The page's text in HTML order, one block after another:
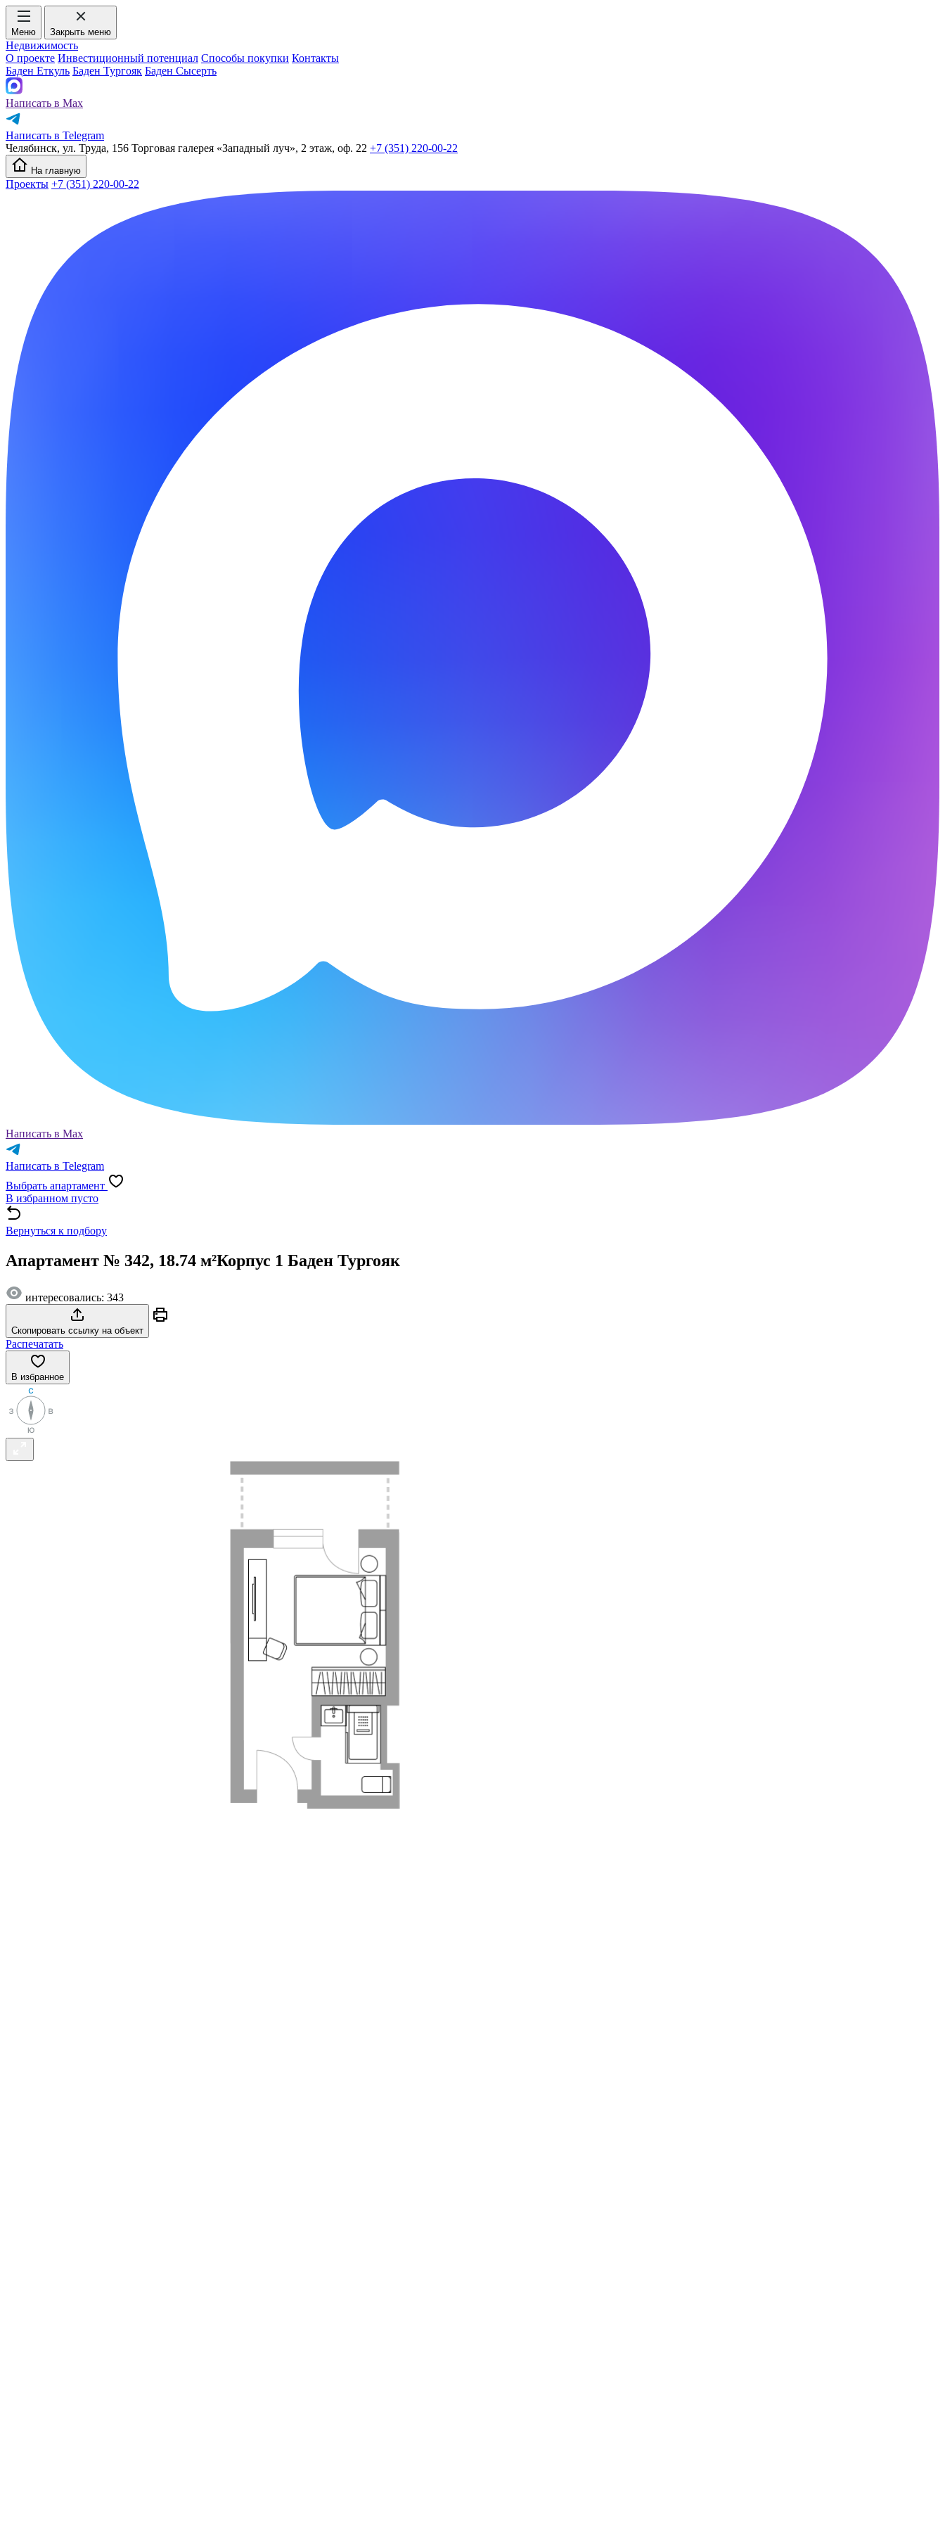
Меню Закрыть меню
Недвижимость
О проекте Инвестиционный потенциал Способы покупки Контакты
Баден Еткуль Баден Тургояк Баден Сысерть
Написать в Max
Написать в Telegram
Челябинск, ул. Труда, 156 Торговая галерея «Западный луч», 2 этаж, оф. 22 +7 (351) 220-00-22
На главную
Проекты +7 (351) 220-00-22
Написать в Max
Написать в Telegram
Выбрать апартамент
В избранном пусто
Вернуться к подбору
Апартамент № 342, 18.74 м²Корпус 1 Баден Тургояк
интересовались: 343
Скопировать ссылку на объект
Распечатать
В избранное